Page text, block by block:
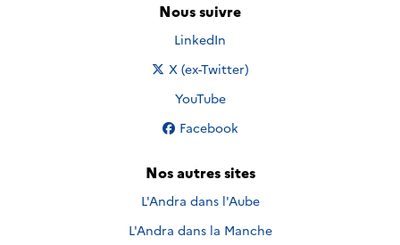
Nous suivre
Nous suivre sur
LinkedIn
Nous suivre sur
X (ex-Twitter)
Nous suivre sur
YouTube
Nous suivre sur
Facebook
Nos autres sites
L'Andra dans l'Aube
L'Andra dans la Manche